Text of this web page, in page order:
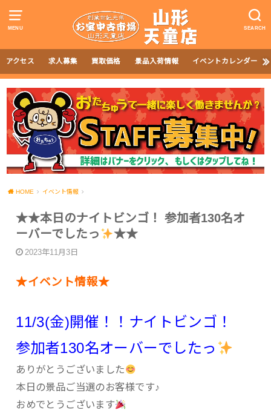
MENU SEARCH
アクセス 求人募集 買取価格 景品入荷情報 イベントカレンダー
HOME イベント情報
★★本日のナイトビンゴ！ 参加者130名オ
ーバーでしたっ
★★
2023年11月3日
★イベント情報★
11/3(金)開催！！ナイトビンゴ！
参加者130名オーバーでしたっ
ありがとうございました
本日の景品ご当選のお客様です♪
おめでとうございます